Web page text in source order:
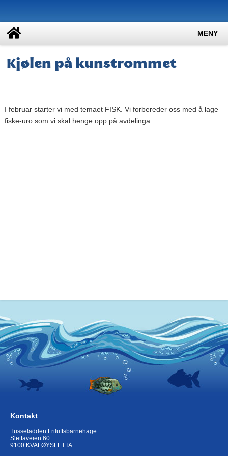
MENY
Kjølen på kunstrommet
I februar starter vi med temaet FISK. Vi forbereder oss med å lage
fiske-uro som vi skal henge opp på avdelinga.
Kontakt
Tusseladden Friluftsbarnehage
Slettaveien 60
9100 KVALØYSLETTA